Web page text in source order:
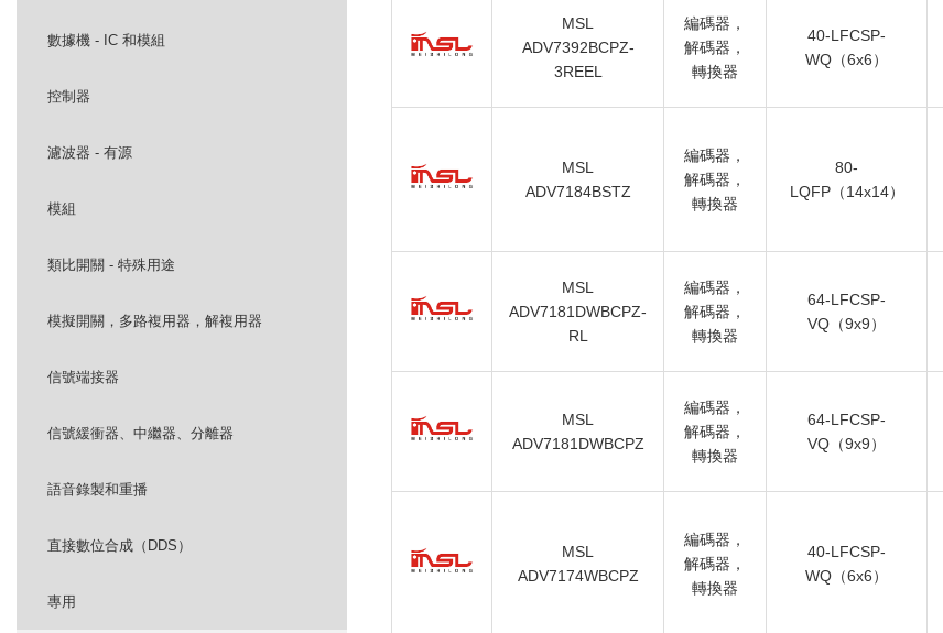
數據機 - IC 和模組
控制器
濾波器 - 有源
模組
類比開關 - 特殊用途
模擬開關，多路複用器，解複用器
信號端接器
信號緩衝器、中繼器、分離器
語音錄製和重播
直接數位合成（DDS）
專用
MSL
ADV7392BCPZ-
3REEL
編碼器，
解碼器，
轉換器
40-LFCSP-
WQ（6x6）
MSL
ADV7184BSTZ
編碼器，
解碼器，
轉換器
80-
LQFP（14x14）
MSL
ADV7181DWBCPZ-
RL
編碼器，
解碼器，
轉換器
64-LFCSP-
VQ（9x9）
MSL
ADV7181DWBCPZ
編碼器，
解碼器，
轉換器
64-LFCSP-
VQ（9x9）
MSL
ADV7174WBCPZ
編碼器，
解碼器，
轉換器
40-LFCSP-
WQ（6x6）